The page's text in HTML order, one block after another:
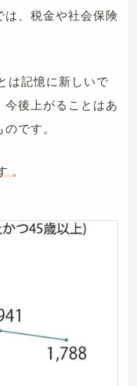
は、税金や社会保険
は記憶に新しいで
後上がることはあ
です。
。